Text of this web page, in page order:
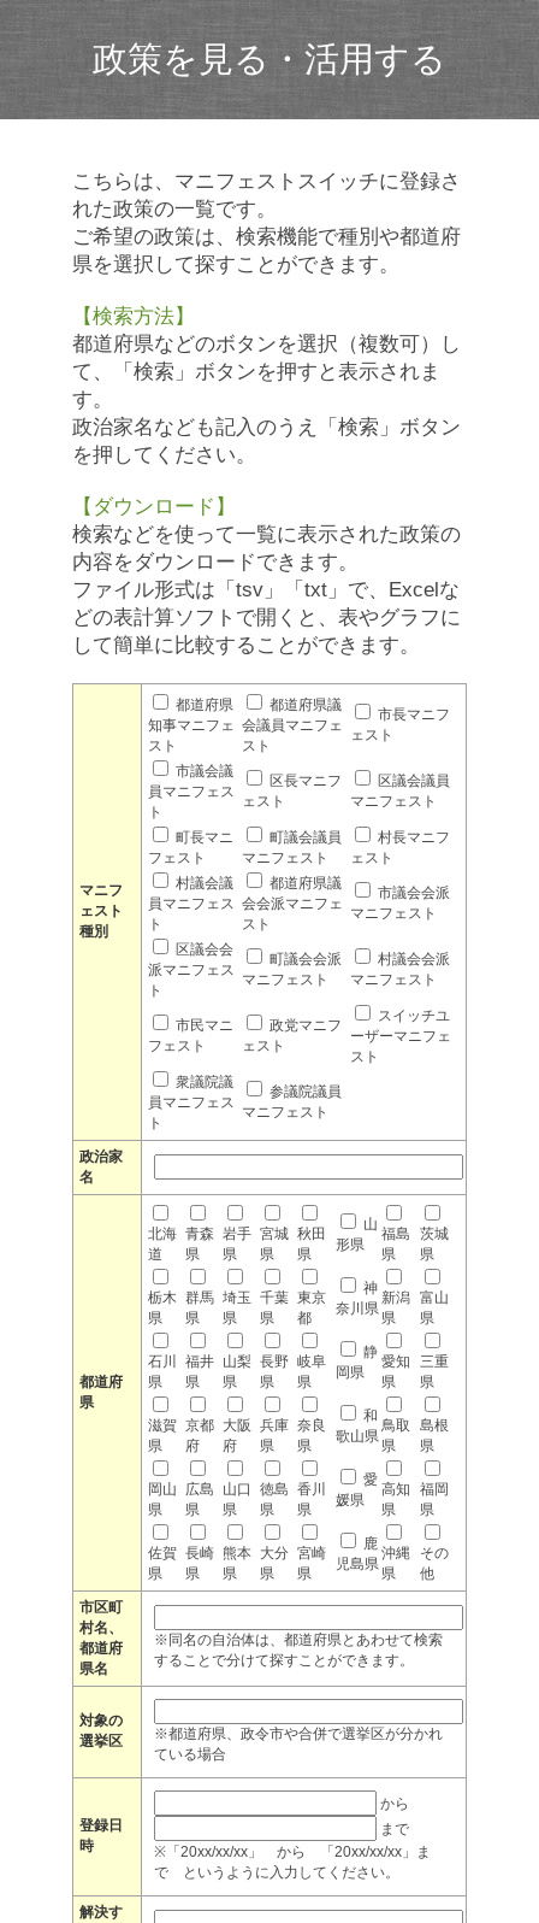
政策を見る・活用する
こちらは、マニフェストスイッチに登録さ
れた政策の一覧です。
ご希望の政策は、検索機能で種別や都道府
県を選択して探すことができます。
【検索方法】
都道府県などのボタンを選択（複数可）し
て、「検索」ボタンを押すと表示されま
す。
政治家名なども記入のうえ「検索」ボタン
を押してください。
【ダウンロード】
検索などを使って一覧に表示された政策の
内容をダウンロードできます。
ファイル形式は「tsv」「txt」で、Excelな
どの表計算ソフトで開くと、表やグラフに
して簡単に比較することができます。
マニフ
ェスト
種別
都道府県
知事マニフェ
スト
都道府県議
会議員マニフェ
スト
市長マニフ
ェスト
市議会議
員マニフェス
ト
区長マニフ
ェスト
区議会議員
マニフェスト
町長マニ
フェスト
町議会議員
マニフェスト
村長マニフ
ェスト
村議会議
員マニフェス
ト
都道府県議
会会派マニフェ
スト
市議会会派
マニフェスト
区議会会
派マニフェス
ト
町議会会派
マニフェスト
村議会会派
マニフェスト
市民マニ
フェスト
政党マニフ
ェスト
スイッチユ
ーザーマニフェ
スト
衆議院議
員マニフェス
ト
参議院議員
マニフェスト
政治家
名
都道府
県
北海
道
青森
県
岩手
県
宮城
県
秋田
県
山
形県
福島
県
茨城
県
栃木
県
群馬
県
埼玉
県
千葉
県
東京
都
神
奈川県
新潟
県
富山
県
石川
県
福井
県
山梨
県
長野
県
岐阜
県
静
岡県
愛知
県
三重
県
滋賀
県
京都
府
大阪
府
兵庫
県
奈良
県
和
歌山県
鳥取
県
島根
県
岡山
県
広島
県
山口
県
徳島
県
香川
県
愛
媛県
高知
県
福岡
県
佐賀
県
長崎
県
熊本
県
大分
県
宮崎
県
鹿
児島県
沖縄
県
その
他
市区町
村名、
都道府
県名
※同名の自治体は、都道府県とあわせて検索
することで分けて探すことができます。
対象の
選挙区
※都道府県、政令市や合併で選挙区が分かれ
ている場合
登録日
時
から
まで
※「20xx/xx/xx」 から 「20xx/xx/xx」ま
で というように入力してください。
解決す